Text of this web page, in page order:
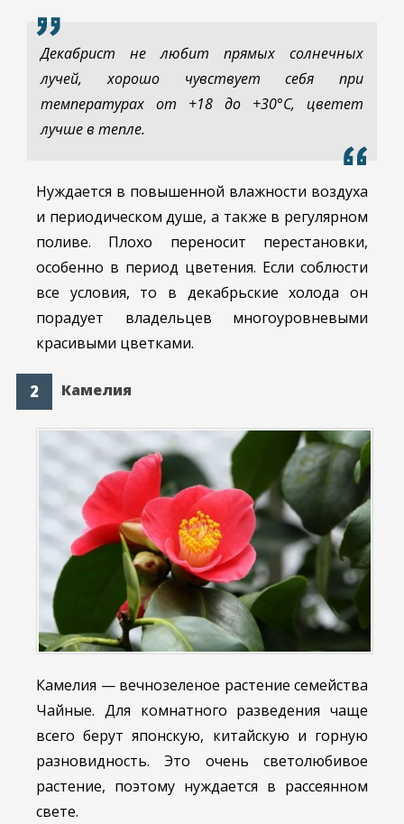
Декабрист не любит прямых солнечных
лучей, хорошо чувствует себя при
температурах от +18 до +30°С, цветет
лучше в тепле.
Нуждается в повышенной влажности воздуха
и периодическом душе, а также в регулярном
поливе. Плохо переносит перестановки,
особенно в период цветения. Если соблюсти
все условия, то в декабрьские холода он
порадует владельцев многоуровневыми
красивыми цветками.
Камелия
Камелия — вечнозеленое растение семейства
Чайные. Для комнатного разведения чаще
всего берут японскую, китайскую и горную
разновидность. Это очень светолюбивое
растение, поэтому нуждается в рассеянном
свете.